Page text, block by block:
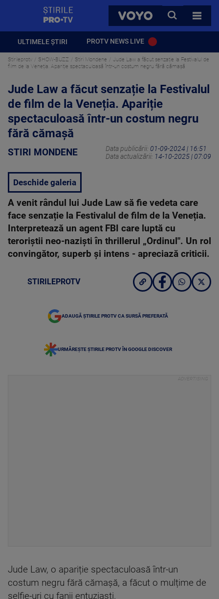
VOYO
CAUTA
TOATE
ULTIMELE ȘTIRI PROTV NEWS LIVE
Stirileprotv SHOW-BUZZ Stiri Mondene
Jude Law a făcut senzație la Festivalul de
film de la Veneția. Apariție spectaculoasă într-un costum negru fără cămașă
Jude Law a făcut senzație la Festivalul
de film de la Veneția. Apariție
spectaculoasă într-un costum negru
fără cămașă
STIRI MONDENE Data publicării: 01-09-2024 | 16:51
Data actualizării: 14-10-2025 | 07:09
Deschide galeria
A venit rândul lui Jude Law să fie vedeta care
face senzație la Festivalul de film de la Veneția.
Interpretează un agent FBI care luptă cu
teroriștii neo-naziști în thrillerul „Ordinul". Un rol
convingător, superb și intens - apreciază criticii.
STIRILEPROTV
ADAUGĂ ȘTIRILE PROTV CA SURSĂ PREFERATĂ
URMĂREȘTE ȘTIRILE PROTV ÎN GOOGLE DISCOVER
Jude Law, o apariție spectaculoasă într-un
costum negru fără cămașă, a făcut o mulțime de
selfie-uri cu fanii entuziaști.